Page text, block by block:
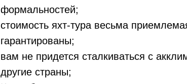
формальностей;
стоимость яхт-тура весьма
гарантированы;
вам не придется сталкиваться с
другие страны;